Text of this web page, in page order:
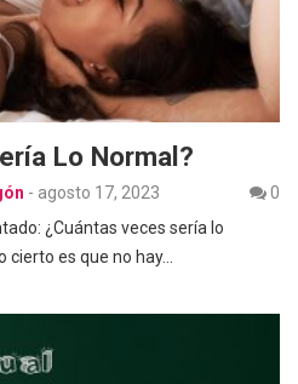
Lo Normal?
- agosto 17, 2023
0
¿Cuántas veces sería lo
cierto es que no hay…